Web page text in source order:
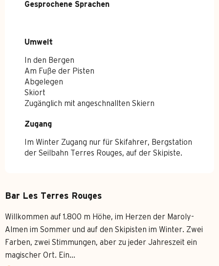
Gesprochene Sprachen
Gesprochene Sprachen
Umwelt
Umwelt
In den Bergen
Am Fuße der Pisten
Abgelegen
Skiort
Zugänglich mit angeschnallten Skiern
Zugang
Zugang
Im Winter Zugang nur für Skifahrer, Bergstation
der Seilbahn Terres Rouges, auf der Skipiste.
Bar Les Terres Rouges
Willkommen auf 1.800 m Höhe, im Herzen der Maroly-
Almen im Sommer und auf den Skipisten im Winter. Zwei
Farben, zwei Stimmungen, aber zu jeder Jahreszeit ein
magischer Ort. Ein...